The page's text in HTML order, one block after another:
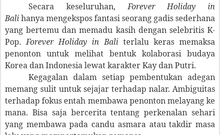
Secara keseluruhan,Forever Holiday in
Balihanya mengekspos fantasi seorang gadis sederhana
yang bertemu dan memadu kasih dengan selebritis K-
Pop.Forever Holiday in Bali terlalu keras memaksa
penonton untuk melihat bentuk kolaborasi budaya
Korea dan Indonesia lewat karakter Kay dan Putri.
Kegagalan dalam setiap pembentukan adegan
memang sulit untuk sejajar terhadap nalar. Ambiguitas
terhadap fokus entah membawa penonton melayang ke
mana. Bisa saja bercerita tentang perkenalan sehari
yang membawa pada candu asmara atau takdir masa